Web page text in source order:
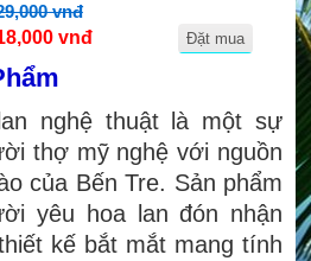
vnđ
vnđ Đặt mua
nghệ thuật là một sự
thợ mỹ nghệ với nguồn
của Bến Tre. Sản phẩm
yêu hoa lan đón nhận
kế bắt mắt mang tính